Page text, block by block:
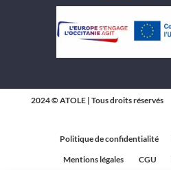
2024 © ATOLE | Tous droits réservés
Politique de confidentialité
Mentions légales
CGU